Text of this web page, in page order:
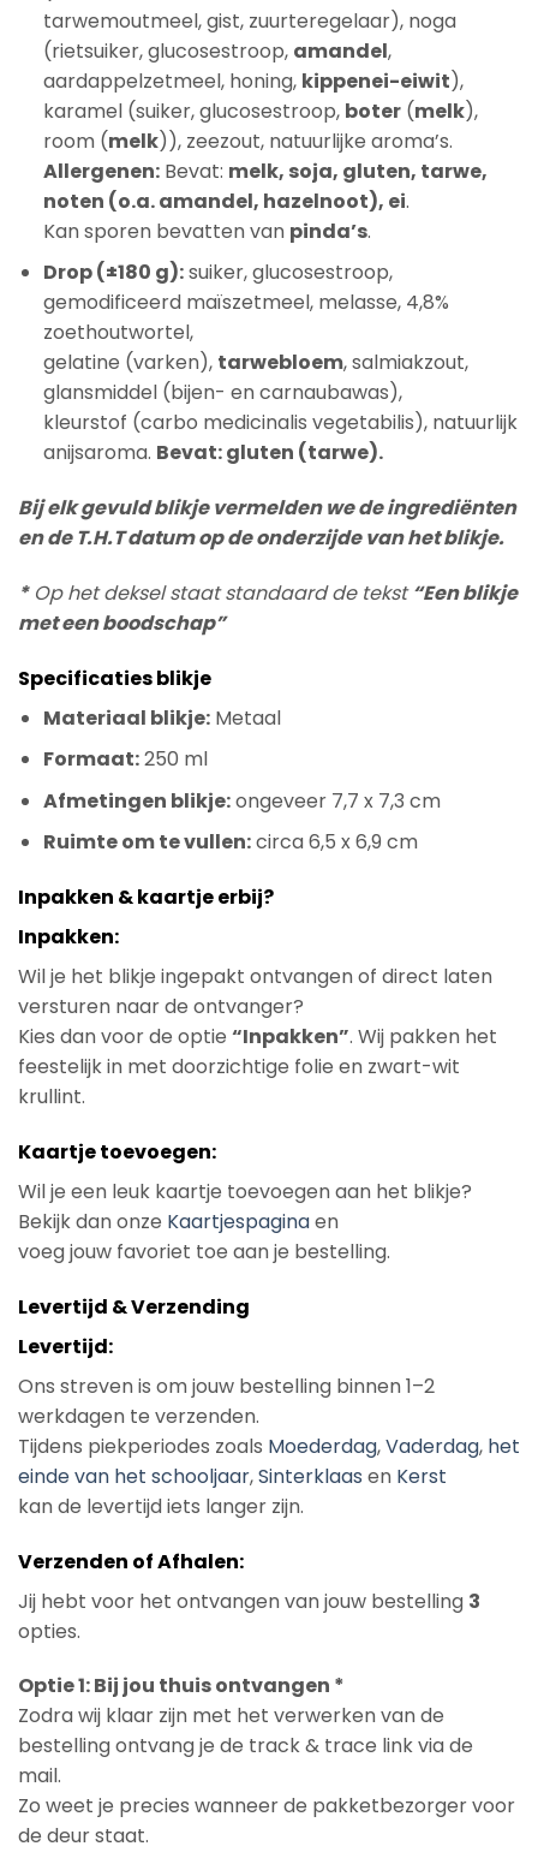
tarwemoutmeel, gist, zuurteregelaar), noga
(rietsuiker, glucosestroop, amandel,
aardappelzetmeel, honing, kippenei-eiwit),
karamel (suiker, glucosestroop, boter(melk),
room (melk)), zeezout, natuurlijke aroma’s.
Allergenen:Bevat: melk, soja, gluten, tarwe,
noten (o.a. amandel, hazelnoot), ei.
Kan sporen bevatten van pinda’s.
Drop (±180 g):suiker, glucosestroop,
gemodificeerd maïszetmeel, melasse, 4,8%
zoethoutwortel,
gelatine (varken), tarwebloem, salmiakzout,
glansmiddel (bijen- en carnaubawas),
kleurstof (carbo medicinalis vegetabilis), natuurlijk
anijsaroma. Bevat: gluten (tarwe).
Bij elk gevuld blikje vermelden we de ingrediënten
en de T.H.T datum op de onderzijde van het blikje.
*Op het deksel staat standaard de tekst“Een blikje
met een boodschap”
Specificaties blikje
Materiaal blikje:Metaal
Formaat:250 ml
Afmetingen blikje:ongeveer 7,7 x 7,3 cm
Ruimte om te vullen:circa 6,5 x 6,9 cm
Inpakken & kaartje erbij?
Inpakken:
Wil je het blikje ingepakt ontvangen of direct laten
versturen naar de ontvanger?
Kies dan voor de optie “Inpakken”. Wij pakken het
feestelijk in met doorzichtige folie en zwart-wit
krullint.
Kaartje toevoegen:
Wil je een leuk kaartje toevoegen aan het blikje?
Bekijk dan onze Kaartjespaginaen
voeg jouw favoriet toe aan je bestelling.
Levertijd & Verzending
Levertijd:
Ons streven is om jouw bestelling binnen 1–2
werkdagen te verzenden.
Tijdens piekperiodes zoals Moederdag,Vaderdag, het
einde van het schooljaar,Sinterklaas en Kerst
kan de levertijd iets langer zijn.
Verzenden of Afhalen:
Jij hebt voor het ontvangen van jouw bestelling 3
opties.
Optie 1: Bij jou thuis ontvangen *
Zodra wij klaar zijn met het verwerken van de
bestelling ontvang je de track & trace link via de
mail.
Zo weet je precies wanneer de pakketbezorger voor
de deur staat.